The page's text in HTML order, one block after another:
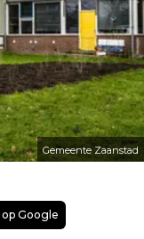
Gemeente Zaanstad
Google